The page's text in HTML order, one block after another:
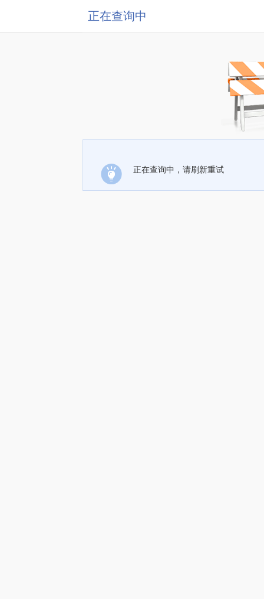
正在查询中
正在查询中，请刷新重试